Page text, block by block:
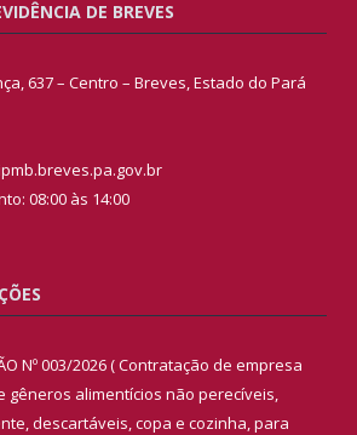
DE BREVES
637 – Centro – Breves, Estado do Pará
08:00 às 14:00
Nº 003/2026 ( Contratação de empresa
gêneros alimentícios não perecíveis,
descartáveis, copa e cozinha, para